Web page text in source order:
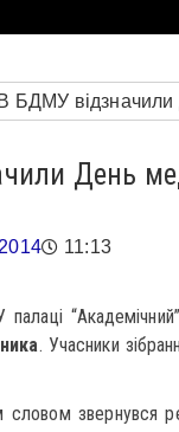
День
11:13
палаці
. Учасники
словом звернувся